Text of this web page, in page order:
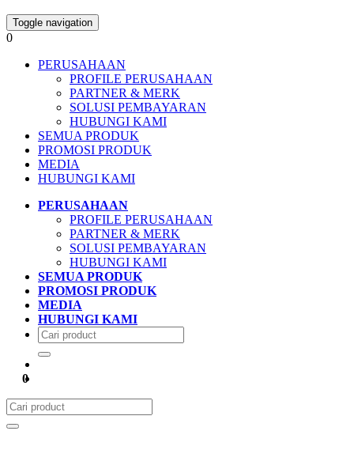
Toggle navigation
0
PERUSAHAAN
PROFILE PERUSAHAAN
PARTNER & MERK
SOLUSI PEMBAYARAN
HUBUNGI KAMI
SEMUA PRODUK
PROMOSI PRODUK
MEDIA
HUBUNGI KAMI
PERUSAHAAN
PROFILE PERUSAHAAN
PARTNER & MERK
SOLUSI PEMBAYARAN
HUBUNGI KAMI
SEMUA PRODUK
PROMOSI PRODUK
MEDIA
HUBUNGI KAMI
0